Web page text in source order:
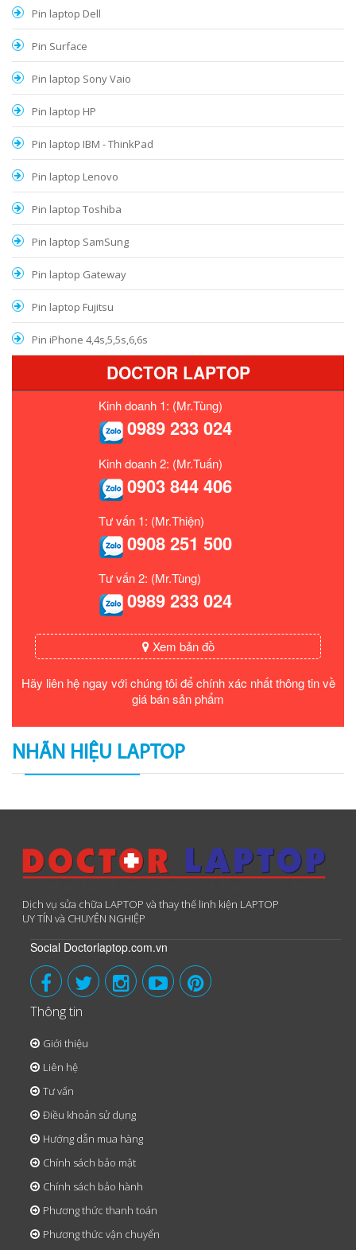
Pin laptop Dell
Pin Surface
Pin laptop Sony Vaio
Pin laptop HP
Pin laptop IBM - ThinkPad
Pin laptop Lenovo
Pin laptop Toshiba
Pin laptop SamSung
Pin laptop Gateway
Pin laptop Fujitsu
Pin iPhone 4,4s,5,5s,6,6s
DOCTOR LAPTOP
Kinh doanh 1: (Mr.Tùng)
0989 233 024
Kinh doanh 2: (Mr.Tuấn)
0903 844 406
Tư vấn 1: (Mr.Thiện)
0908 251 500
Tư vấn 2: (Mr.Tùng)
0989 233 024
Xem bản đồ
Hãy liên hệ ngay với chúng tôi để chính xác nhất thông tin về
giá bán sản phẩm
NHÃN HIỆU LAPTOP
Dịch vụ sửa chữa LAPTOP và thay thế linh kiện LAPTOP
UY TÍN và CHUYÊN NGHIỆP
Social Doctorlaptop.com.vn
Thông tin
Giới thiệu
Liên hệ
Tư vấn
Điều khoản sử dụng
Hướng dẫn mua hàng
Chính sách bảo mật
Chính sách bảo hành
Phương thức thanh toán
Phương thức vận chuyển